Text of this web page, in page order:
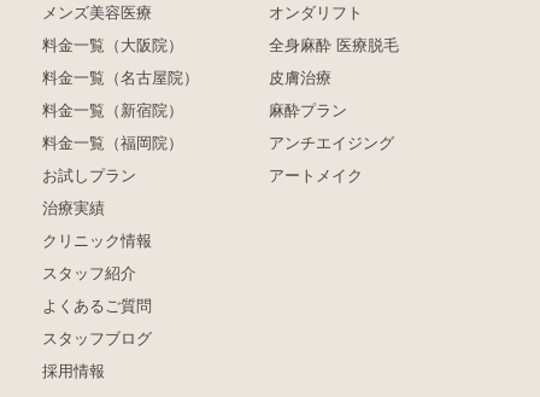
メンズ美容医療
料金一覧（大阪院）
料金一覧（名古屋院）
料金一覧（新宿院）
料金一覧（福岡院）
お試しプラン
治療実績
クリニック情報
スタッフ紹介
よくあるご質問
スタッフブログ
採用情報
オンダリフト
全身麻酔 医療脱毛
皮膚治療
麻酔プラン
アンチエイジング
アートメイク